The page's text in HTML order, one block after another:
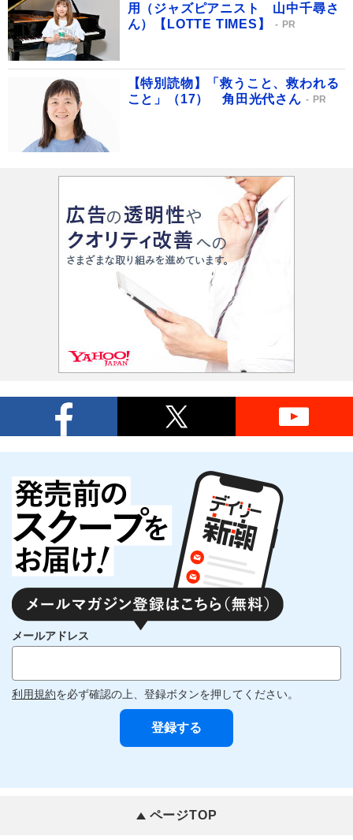
用（ジャズピアニスト 山中千尋さ
ん）【LOTTE TIMES】
PR
【特別読物】「救うこと、救われる
こと」（17） 角田光代さん
PR
メールアドレス
利用規約を必ず確認の上、登録ボタンを押してください。
ページTOP